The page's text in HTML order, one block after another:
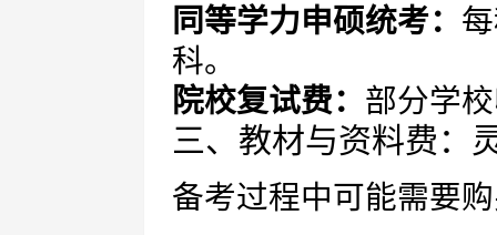
同等学力申硕统考：
科。
院校复试费： 部分学
三、教材与资料费：
备考过程中可能需要